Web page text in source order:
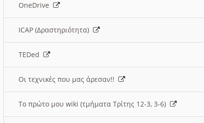
OneDrive
ICAP (Δραστηριότητα)
TEDed
Οι τεχνικές που μας άρεσαν!!
Το πρώτο μου wiki (τμήματα Τρίτης 12-3, 3-6)